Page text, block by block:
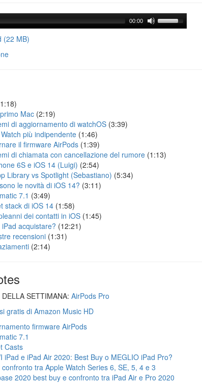
00:00
(22 MB)
Mac (2:19)
di aggiornamento di watchOS (3:39)
più indipendente (1:46)
il firmware AirPods (1:39)
di chiamata con cancellazione del rumore (1:13)
6S e iOS 14 (Luigi) (2:54)
Library vs Spotlight (Sebastiano) (5:34)
le novità di iOS 14? (3:11)
7.1 (3:49)
stack di iOS 14 (1:58)
dei contatti in iOS (1:45)
acquistare? (12:21)
recensioni (1:31)
(2:14)
SETTIMANA: AirPods Pro
gratis di Amazon Music HD
firmware AirPods
7.1
Casts
iPad e iPad Air 2020: Best Buy o MEGLIO iPad Pro?
tra Apple Watch Series 6, SE, 5, 4 e 3
2020 best buy e confronto tra iPad Air e Pro 2020